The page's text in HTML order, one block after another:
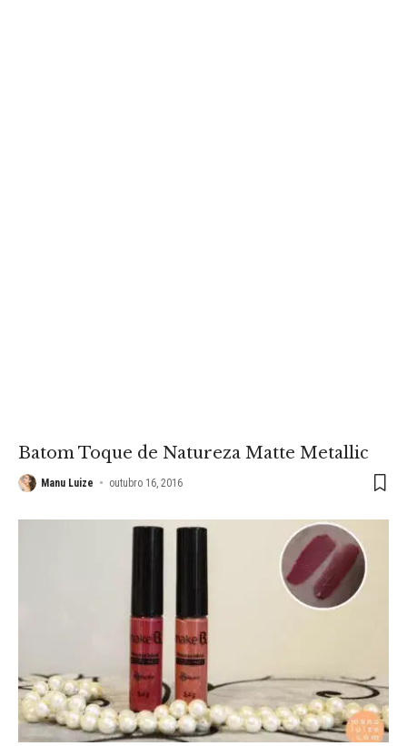
Batom Toque de Natureza Matte Metallic
Manu Luize outubro 16, 2016